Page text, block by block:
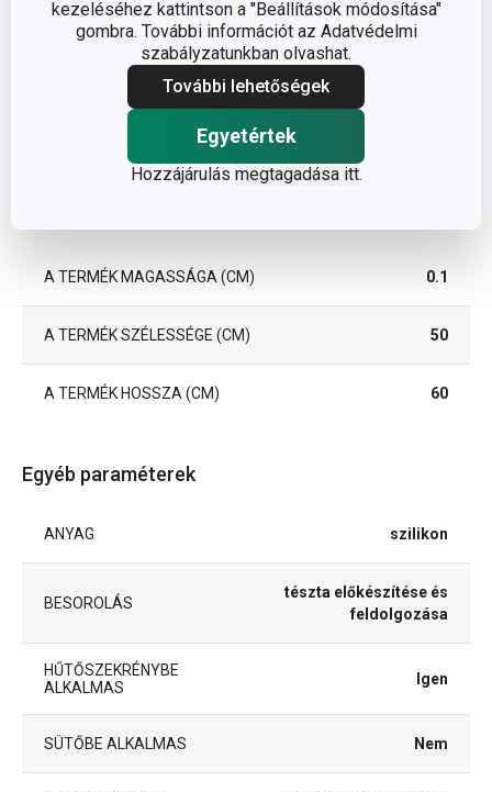
kezeléséhez kattintson a "Beállítások módosítása"
gombra. További információt az Adatvédelmi
szabályzatunkban olvashat.
További lehetőségek
Egyetértek
Hozzájárulás megtagadása itt.
A TERMÉK MAGASSÁGA (CM) 0.1
A TERMÉK SZÉLESSÉGE (CM) 50
A TERMÉK HOSSZA (CM) 60
Egyéb paraméterek
ANYAG szilikon
BESOROLÁS
tészta előkészítése és
feldolgozása
HŰTŐSZEKRÉNYBE
ALKALMAS
Igen
SÜTŐBE ALKALMAS Nem